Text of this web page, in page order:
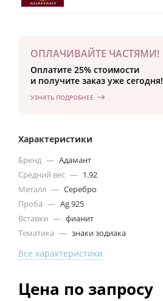
ОПЛАЧИВАЙТЕ ЧАСТЯМИ!
Оплатите 25% стоимости
и получите заказ уже сегодня!
УЗНАТЬ ПОДРОБНЕЕ
Характеристики
Бренд — Адамант
Средний вес — 1.92
Металл — Серебро
Проба — Ag 925
Вставки — фианит
Тематика — знаки зодиака
Все характеристики
Цена по запросу